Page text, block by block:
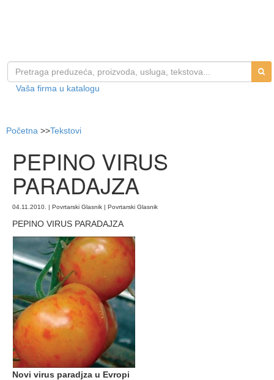
Vaša firma u katalogu
Početna >>Tekstovi
PEPINO VIRUS
PARADAJZA
04.11.2010. | Povrtarski Glasnik | Povrtarski Glasnik
PEPINO VIRUS PARADAJZA
Novi virus paradjza u Evropi